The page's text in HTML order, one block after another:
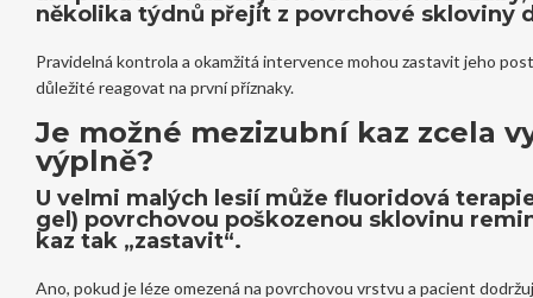
několika týdnů přejít z povrchové skloviny
Pravidelná kontrola a okamžitá intervence mohou zastavit jeho
důležité reagovat na první příznaky.
Je možné mezizubní kaz zcela
výplně?
U velmi malých lesií může fluoridová
gel) povrchovou poškozenou sklovinu
kaz tak „zastavit“.
Ano, pokud je léze omezená na povrchovou vrstvu a pacient